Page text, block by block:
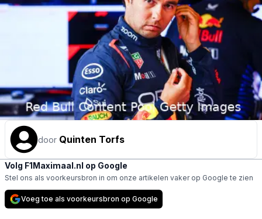
door Quinten Torfs
Volg F1Maximaal.nl op Google
Stel ons als voorkeursbron in om onze artikelen vaker op Google te zien
Voeg toe als voorkeursbron op Google